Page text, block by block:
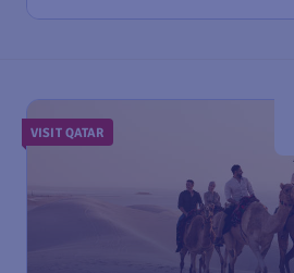
VISIT QATAR